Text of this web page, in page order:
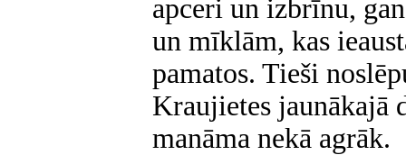
apceri un izbrīnu,
un mīklām, kas
pamatos. Tieši
Kraujietes jaunākajā
manāma nekā agrāk.